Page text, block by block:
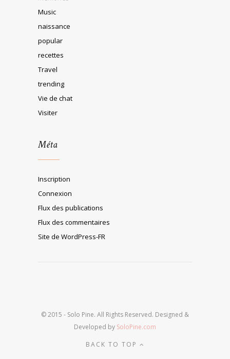
Music
naissance
popular
recettes
Travel
trending
Vie de chat
Visiter
Méta
Inscription
Connexion
Flux des publications
Flux des commentaires
Site de WordPress-FR
© 2015 - Solo Pine. All Rights Reserved. Designed &
Developed by SoloPine.com
BACK TO TOP